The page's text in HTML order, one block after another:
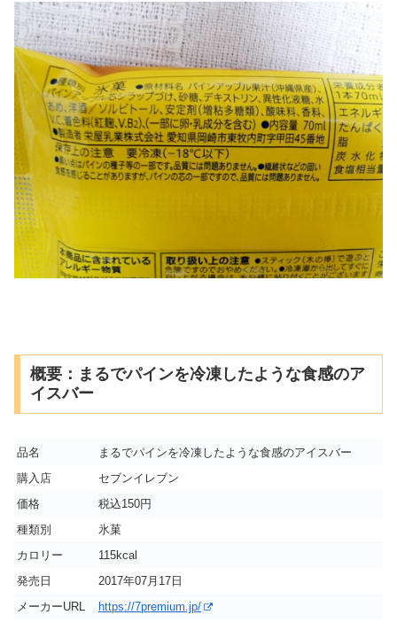
概要：まるでパインを冷凍したような食感のア
イスバー
品名
まるでパインを冷凍したような食感のアイスバー
購入店
セブンイレブン
価格
税込150円
種類別
氷菓
カロリー
115kcal
発売日
2017年07月17日
メーカーURL
https://7premium.jp/